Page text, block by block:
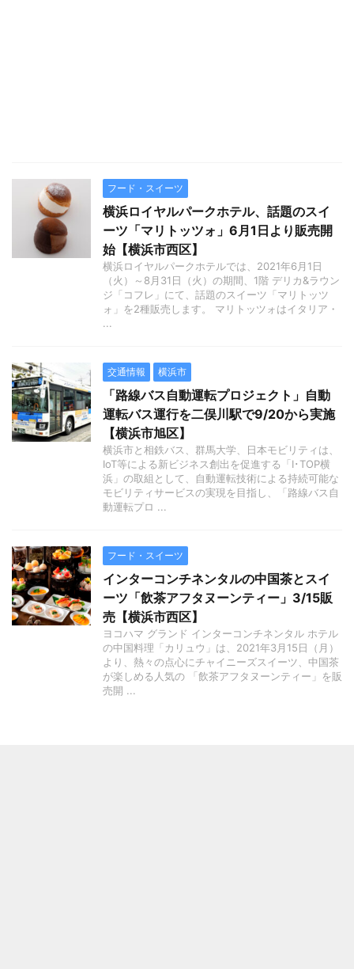
フード・スイーツ
横浜ロイヤルパークホテル、話題のスイ
ーツ「マリトッツォ」6月1日より販売開
始【横浜市西区】
横浜ロイヤルパークホテルでは、2021年6月1日
（火）～8月31日（火）の期間、1階 デリカ&ラウン
ジ「コフレ」にて、話題のスイーツ「マリトッツ
ォ」を2種販売します。 マリトッツォはイタリア・
...
交通情報 横浜市
「路線バス自動運転プロジェクト」自動
運転バス運行を二俣川駅で9/20から実施
【横浜市旭区】
横浜市と相鉄バス、群馬大学、日本モビリティは、
IoT等による新ビジネス創出を促進する「I･TOP横
浜」の取組として、自動運転技術による持続可能な
モビリティサービスの実現を目指し、「路線バス自
動運転プロ ...
フード・スイーツ
インターコンチネンタルの中国茶とスイ
ーツ「飲茶アフタヌーンティー」3/15販
売【横浜市西区】
ヨコハマ グランド インターコンチネンタル ホテル
の中国料理「カリュウ」は、2021年3月15日（月）
より、熱々の点心にチャイニーズスイーツ、中国茶
が楽しめる人気の 「飲茶アフタヌーンティー」を販
売開 ...